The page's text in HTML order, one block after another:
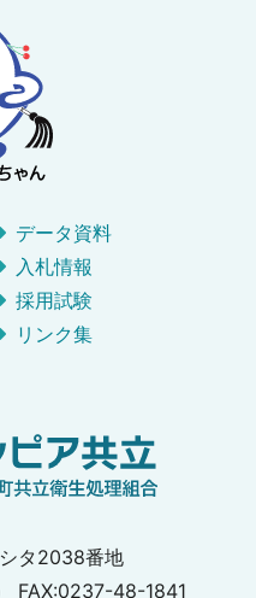
データ資料
入札情報
採用試験
リンク集
タ2038番地
FAX:0237-48-1841